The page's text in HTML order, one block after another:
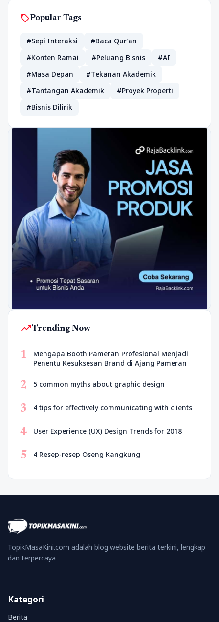
sellPopular Tags
#Sepi Interaksi
#Baca Qur’an
#Konten Ramai
#Peluang Bisnis
#AI
#Masa Depan
#Tekanan Akademik
#Tantangan Akademik
#Proyek Properti
#Bisnis Dilirik
trending_upTrending Now
1
Mengapa Booth Pameran Profesional Menjadi
Penentu Kesuksesan Brand di Ajang Pameran
2 5 common myths about graphic design
3 4 tips for effectively communicating with clients
4 User Experience (UX) Design Trends for 2018
5 4 Resep-resep Oseng Kangkung
TopikMasaKini.com adalah blog website berita terkini, lengkap
dan terpercaya
Kategori
Berita